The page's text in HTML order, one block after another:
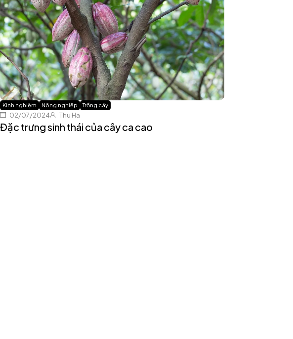
Kinh nghiệm Nông nghiệp Trồng cây
02/07/2024 Thu Ha
Đặc trưng sinh thái của cây ca cao